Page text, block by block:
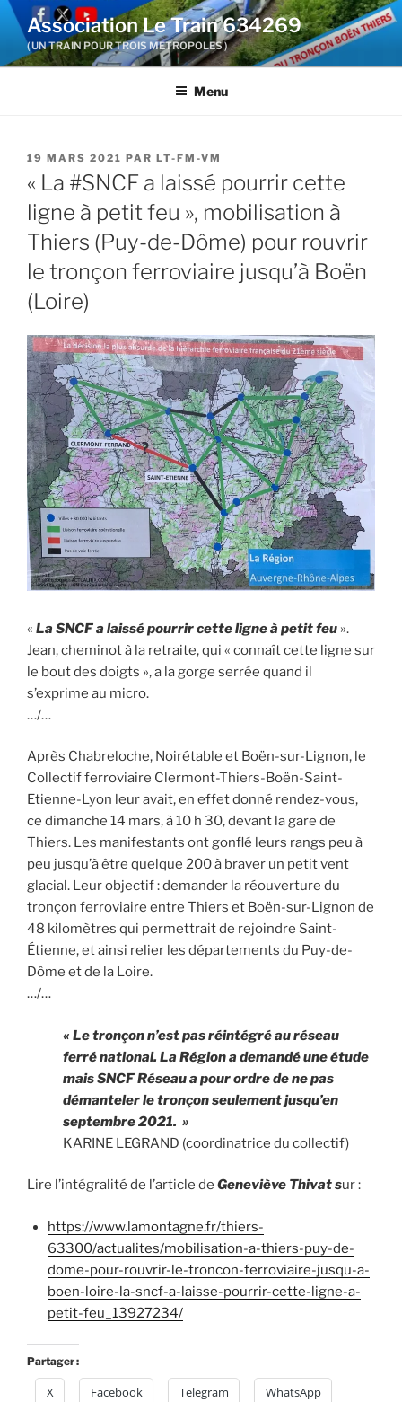
Aller
contenu
Association Le Train 634269
( UN TRAIN POUR TROIS METROPOLES )
Menu
PUBLIÉ
19 MARS 2021 PAR LT-FM-VM
« La #SNCF a laissé pourrir cette
ligne à petit feu », mobilisation à
Thiers (Puy-de-Dôme) pour rouvrir
le tronçon ferroviaire jusqu’à Boën
(Loire)
« La SNCF a laissé pourrir cette ligne à petit feu ».
Jean, cheminot à la retraite, qui « connaît cette ligne sur
le bout des doigts », a la gorge serrée quand il
s’exprime au micro.
…/…
Après Chabreloche, Noirétable et Boën-sur-Lignon, le
Collectif ferroviaire Clermont-Thiers-Boën-Saint-
Etienne-Lyon leur avait, en effet donné rendez-vous,
ce dimanche 14 mars, à 10 h 30, devant la gare de
Thiers. Les manifestants ont gonflé leurs rangs peu à
peu jusqu’à être quelque 200 à braver un petit vent
glacial. Leur objectif : demander la réouverture du
tronçon ferroviaire entre Thiers et Boën-sur-Lignon de
48 kilomètres qui permettrait de rejoindre Saint-
Étienne, et ainsi relier les départements du Puy-de-
Dôme et de la Loire.
…/…
« Le tronçon n’est pas réintégré au réseau
ferré national. La Région a demandé une étude
mais SNCF Réseau a pour ordre de ne pas
démanteler le tronçon seulement jusqu’en
septembre 2021. »
KARINE LEGRAND (coordinatrice du collectif)
Lire l’intégralité de l’article de Geneviève Thivat sur :
https://www.lamontagne.fr/thiers-
63300/actualites/mobilisation-a-thiers-puy-de-
dome-pour-rouvrir-le-troncon-ferroviaire-jusqu-a-
boen-loire-la-sncf-a-laisse-pourrir-cette-ligne-a-
petit-feu_13927234/
Partager :
X Facebook Telegram WhatsApp